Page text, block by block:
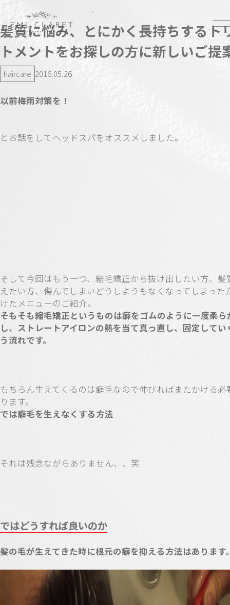
髪質に悩み、とにかく長持ちするト
トメントをお探しの方に新しいご提
haircare 2016.05.26
以前梅雨対策を！
とお話をしてヘッドスパをオススメしました。
そして今回はもう一つ、縮毛矯正から抜け出したい方、髪
えたい方、傷んでしまいどうしようもなくなってしまった
けたメニューのご紹介。
そもそも縮毛矯正というものは癖をゴムのように一度柔ら
し、ストレートアイロンの熱を当て真っ直し、固定してい
う流れです。
もちろん生えてくるのは癖毛なので伸びればまたかける必
ります。
では癖毛を生えなくする方法
それは残念ながらありません、、笑
ではどうすれば良いのか
髪の毛が生えてきた時に根元の癖を抑える方法はあります